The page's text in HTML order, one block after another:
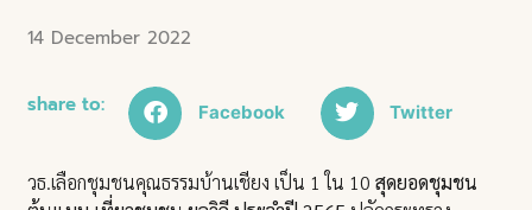
14 December 2022
share to: Facebook Twitter
วธ.เลือกชุมชนคุณธรรมบ้านเชียง เป็น 1 ใน 10สุดยอดชุมชน